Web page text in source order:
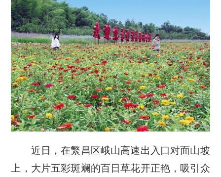
近日，在繁昌区峨山高速出入口对面山坡
上，大片五彩斑斓的百日草花开正艳，吸引众